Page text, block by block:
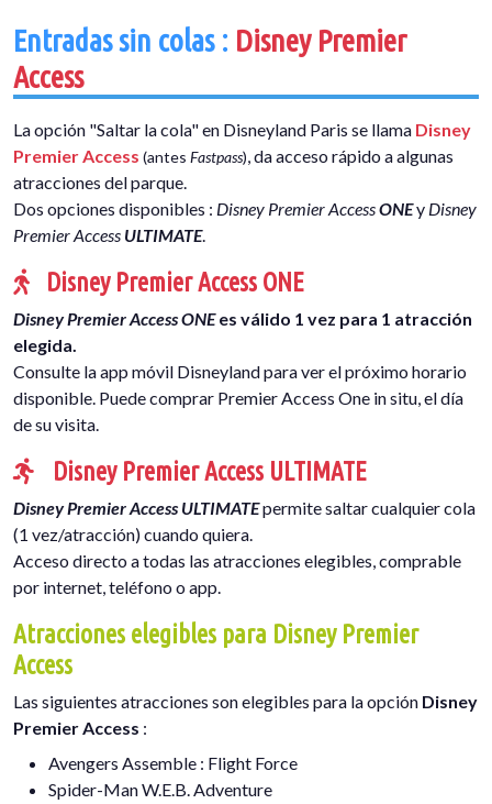
Entradas sin colas : Disney Premier
Access
La opción "Saltar la cola" en Disneyland Paris se llama Disney
Premier Access (antes Fastpass), da acceso rápido a algunas
atracciones del parque.
Dos opciones disponibles : Disney Premier AccessONEy Disney
Premier Access ULTIMATE.
Disney Premier Access ONE
Disney Premier Access ONEes válido 1 vez para 1 atracción
elegida.
Consulte la app móvil Disneyland para ver el próximo horario
disponible. Puede comprar Premier Access One in situ, el día
de su visita.
Disney Premier Access ULTIMATE
Disney Premier Access ULTIMATEpermite saltar cualquier cola
(1 vez/atracción) cuando quiera.
Acceso directo a todas las atracciones elegibles, comprable
por internet, teléfono o app.
Atracciones elegibles para Disney Premier
Access
Las siguientes atracciones son elegibles para la opción Disney
Premier Access :
Avengers Assemble : Flight Force
Spider-Man W.E.B. Adventure